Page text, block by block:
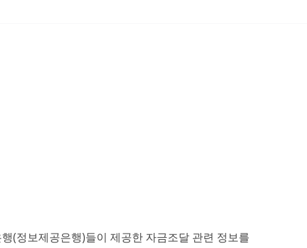
(정보제공은행)들이 제공한 자금조달 관련 정보를